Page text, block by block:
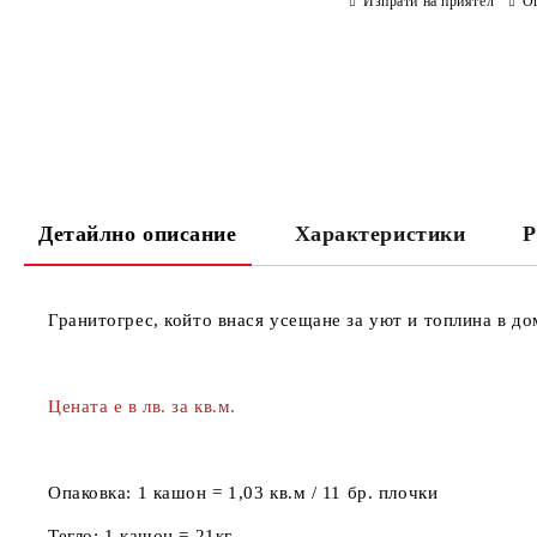
Детайлно описание Характеристики
Гранитогрес, който внася усещане за уют и топлина в
Цената е в лв. за кв.м.
Опаковка: 1 кашон = 1,03 кв.м / 11 бр. плочки